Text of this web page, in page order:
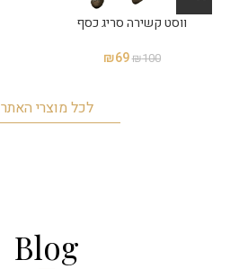
ווסט קשירה סריג כסף
₪100
₪69
לכל מוצרי האתר
Blog